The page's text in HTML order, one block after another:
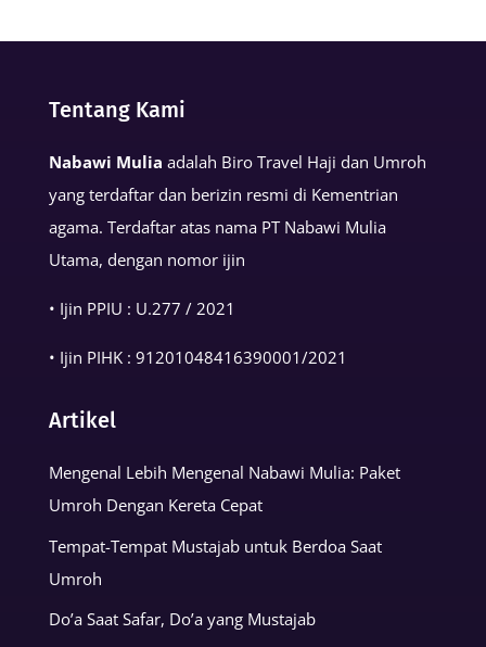
Muslim
Tentang Kami
Nabawi Mulia adalah Biro Travel Haji dan Umroh
yang terdaftar dan berizin resmi di Kementrian
agama. Terdaftar atas nama PT Nabawi Mulia
Utama, dengan nomor ijin
• Ijin PPIU : U.277 / 2021
• Ijin PIHK : 91201048416390001/2021
Artikel
Mengenal Lebih Mengenal Nabawi Mulia: Paket
Umroh Dengan Kereta Cepat
Tempat-Tempat Mustajab untuk Berdoa Saat
Umroh
Do’a Saat Safar, Do’a yang Mustajab